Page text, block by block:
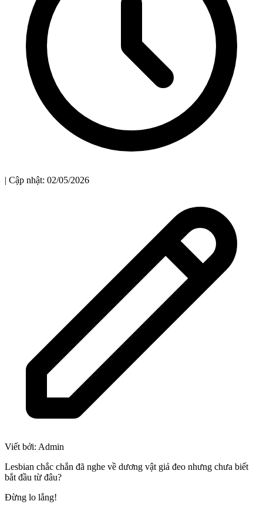
| Cập nhật: 02/05/2026
Viết bởi: Admin
Lesbian chắc chắn đã nghe về dương vật giả đeo nhưng chưa biết
bắt đầu từ đâu?
Đừng lo lắng!